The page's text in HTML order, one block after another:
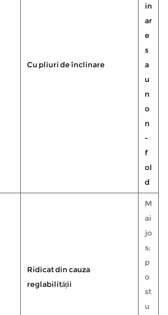
Cu pliuri de înclinare
in
ar
e
s
a
u
n
o
n
-
f
ol
d
Ridicat din cauza
reglabilității
M
ai
jo
s;
p
o
st
u